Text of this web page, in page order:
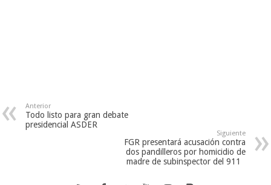
Anterior
Todo listo para gran debate
presidencial ASDER
Siguiente
FGR presentará acusación contra
dos pandilleros por homicidio de
madre de subinspector del 911